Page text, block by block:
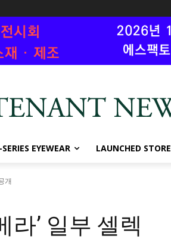
EYEWEAR LAUNCHED STORE
개
라’ 일부 셀렉